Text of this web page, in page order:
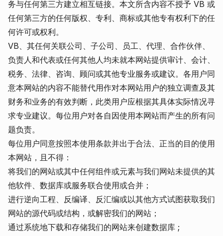
务与任何第三方建立相互链接。本文所含内容不授予 VB 或
任何第三方的任何版权、专利、商标或其他专有权利下的任
何许可或权利。
VB、其任何关联公司、子公司、员工、代理、合作伙伴、
负责人和代表或任何其他人均未就本网站提供审计、会计、
税务、法律、咨询、顾问或其他专业服务或建议。各用户同
意本网站的内容不能替代用作对本网站用户的独立调查及其
财务和业务的有效判断，此类用户应根据其具体实际情况寻
求专业建议。每位用户对各自因使用本网站而产生的所有问
题负责。
每位用户同意按照本使用条款并出于合法、正当的目的使用
本网站，且不得：
将我们的网站或其中任何组件或元素与我们网站未提供的其
他软件、数据库或服务联合使用或合并；
进行逆向工程、反编译、反汇编或以其他方式试图获取我们
网站的源代码或结构，或解密我们的网站；
通过系统地下载和存储我们的网站来创建数据库 ;